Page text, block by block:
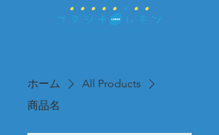
ホーム
All Products
商品名